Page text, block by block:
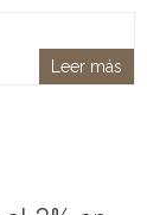
Leer más